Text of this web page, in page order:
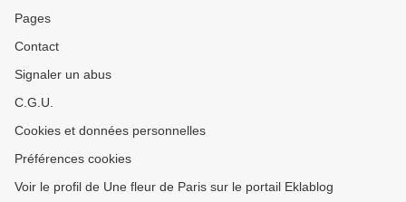
Pages
Contact
Signaler un abus
C.G.U.
Cookies et données personnelles
Préférences cookies
Voir le profil de Une fleur de Paris sur le portail Eklablog